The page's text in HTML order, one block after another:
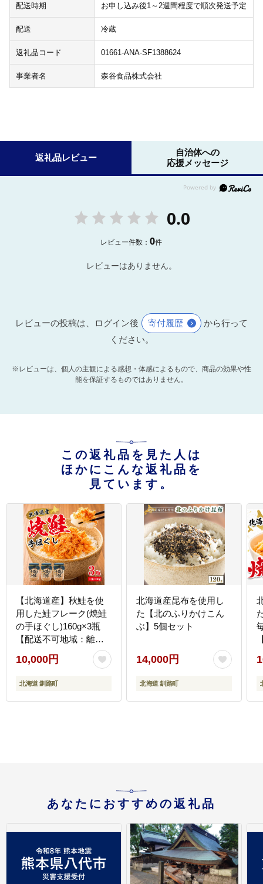
配送時期 お申し込み後1～2週間程度で順次発送予定
配送 冷蔵
返礼品コード 01661-ANA-SF1388624
事業者名 森谷食品株式会社
返礼品レビュー
自治体への
応援メッセージ
0.0
レビュー件数：0件
レビューはありません。
レビューの投稿は、ログイン後 寄付履歴
から行って
ください。
※レビューは、個人の主観による感想・体感によるもので、商品の効果や性
能を保証するものではありません。
この返礼品を見た人は
ほかにこんな返礼品を
見ています。
【北海道産】秋鮭を使
用した鮭フレーク(焼鮭
の手ほぐし)160g×3瓶
【配送不可地域：離
10,000円
北海道 釧路町
北海道産昆布を使用し
た【北のふりかけこん
ぶ】5個セット
14,000円
北海道 釧路町
あなたにおすすめの返礼品